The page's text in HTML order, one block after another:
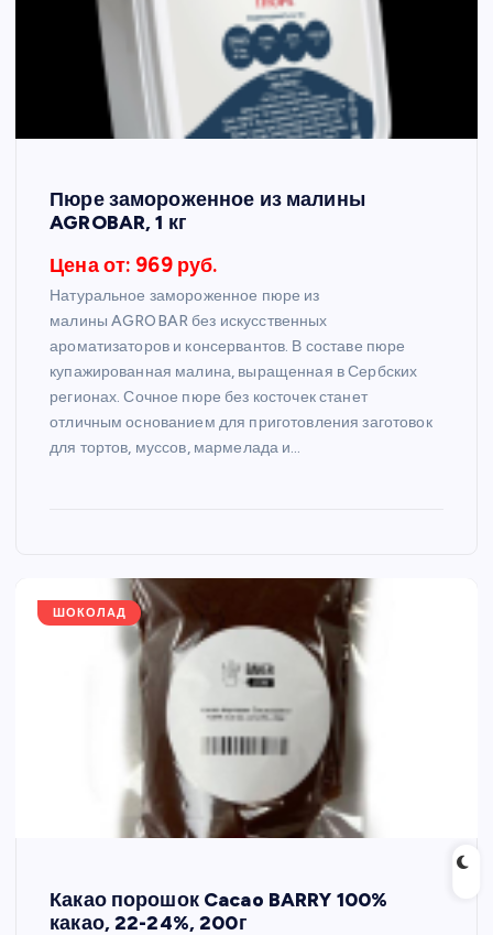
Пюре замороженное из малины
AGROBAR, 1 кг
Цена от: 969 руб.
Натуральное замороженное пюре из
малины AGROBAR без искусственных
ароматизаторов и консервантов. В составе пюре
купажированная малина, выращенная в Сербских
регионах. Сочное пюре без косточек станет
отличным основанием для приготовления заготовок
для тортов, муссов, мармелада и…
ШОКОЛАД
Какао порошок Cacao BARRY 100%
какао, 22-24%, 200г